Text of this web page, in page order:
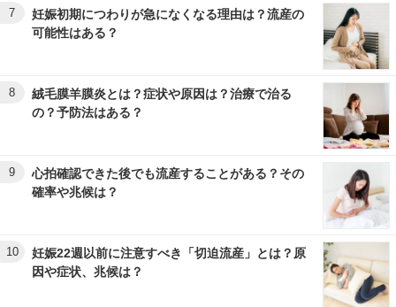
7
妊娠初期につわりが急になくなる理由は？流産の
可能性はある？
8
絨毛膜羊膜炎とは？症状や原因は？治療で治る
の？予防法はある？
9
心拍確認できた後でも流産することがある？その
確率や兆候は？
10
妊娠22週以前に注意すべき「切迫流産」とは？原
因や症状、兆候は？